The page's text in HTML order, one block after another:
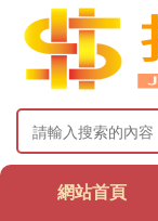
網站首頁